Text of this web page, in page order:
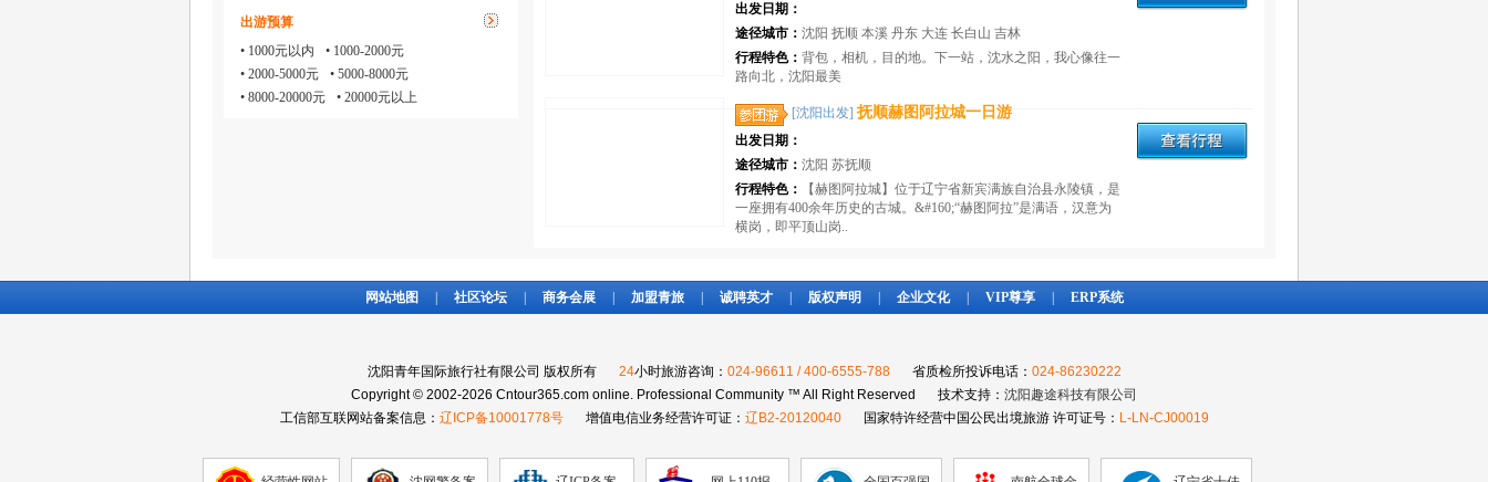
出游预算
• 1000元以内
• 1000-2000元
• 2000-5000元
• 5000-8000元
• 8000-20000元
• 20000元以上
出发日期：
途径城市： 沈阳 抚顺 本溪 丹东 大连 长白山 吉林
行程特色： 背包，相机，目的地。下一站，沈水之阳，我心像往一
路向北，沈阳最美
[沈阳出发] 抚顺赫图阿拉城一日游
出发日期：
途径城市： 沈阳 苏抚顺
行程特色：
【赫图阿拉城】位于辽宁省新宾满族自治县永陵镇，是
一座拥有400余年历史的古城。&#160;“赫图阿拉”是满语，汉意为
横岗，即平顶山岗..
网站地图 | 社区论坛 | 商务会展 | 加盟青旅 | 诚聘英才 | 版权声明 | 企业文化 | VIP尊享 | ERP系统
沈阳青年国际旅行社有限公司 版权所有 24小时旅游咨询： 024-96611 / 400-6555-788 省质检所投诉电话： 024-86230222
Copyright © 2002-2026 Cntour365.com online. Professional Community ™ All Right Reserved
技术支持： 沈阳趣途科技有限公司
工信部互联网站备案信息： 辽ICP备10001778号 增值电信业务经营许可证： 辽B2-20120040 国家特许经营中国公民出境旅游 许可证号： L-LN-CJ00019